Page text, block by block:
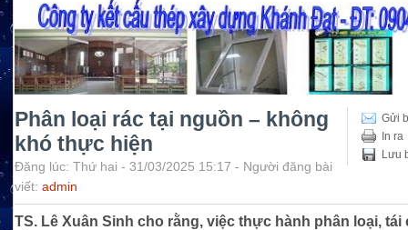
Gửi
In ra
Lưu
Phân loại rác tại nguồn – không
khó thực hiện
Đăng lúc: Thứ hai - 31/03/2025 15:17 - Người đăng bài
viết: admin
TS. Lê Xuân Sinh cho rằng, việc thực hành phân loại, tái